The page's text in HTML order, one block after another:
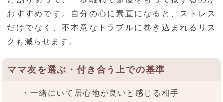
おすすめです。自分の心に素直になると、ストレス
だけでなく、不本意なトラブルに巻き込まれるリス
クも減らせます。
ママ友を選ぶ・付き合う上での基準
・一緒にいて居心地が良いと感じる相手